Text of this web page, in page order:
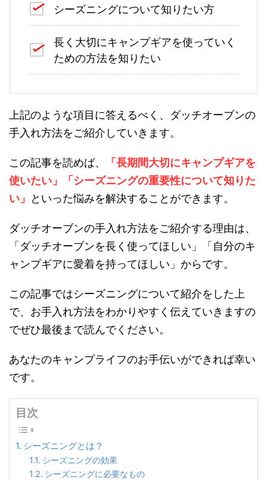
シーズニングについて知りたい方
長く大切にキャンプギアを使っていく
ための方法を知りたい
上記のような項目に答えるべく、ダッチオーブンの
手入れ方法をご紹介していきます。
この記事を読めば、
「長期間大切にキャンプギアを
使いたい」「シーズニングの重要性について知りた
い」
といった悩みを解決することができます。
ダッチオーブンの手入れ方法をご紹介する理由は、
「ダッチオーブンを長く使ってほしい」「自分のキ
ャンプギアに愛着を持ってほしい」からです。
この記事ではシーズニングについて紹介をした上
で、お手入れ方法をわかりやすく伝えていきますの
でぜひ最後まで読んでください。
あなたのキャンプライフのお手伝いができれば幸い
です。
目次
シーズニングとは？
シーズニングの効果
シーズニングに必要なもの